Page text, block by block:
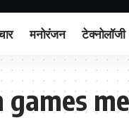
मनोरंजन टेक्नोलॉजी
games